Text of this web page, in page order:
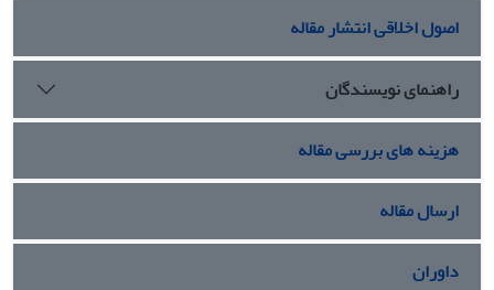
اصول اخلاقی انتشار مقاله
راهنمای نویسندگان
هزینه های بررسی مقاله
ارسال مقاله
داوران